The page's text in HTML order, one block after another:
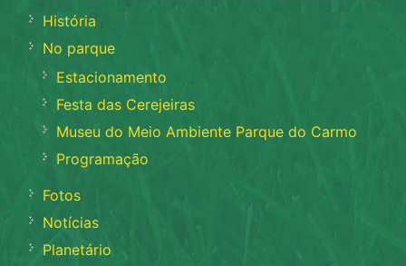
História
No parque
Estacionamento
Festa das Cerejeiras
Museu do Meio Ambiente Parque do Carmo
Programação
Fotos
Notícias
Planetário